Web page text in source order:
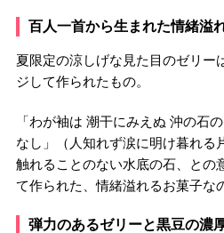
百人一首から生まれた情緒溢
夏限定の涼しげな見た目のゼリー
ジして作られたもの。
「わが袖は 潮干にみえぬ 沖の石
なし」（人知れず涙に明け暮れる
触れることのない水底の石、との
て作られた、情緒溢れるお菓子な
弾力のあるゼリーと黒豆の濃